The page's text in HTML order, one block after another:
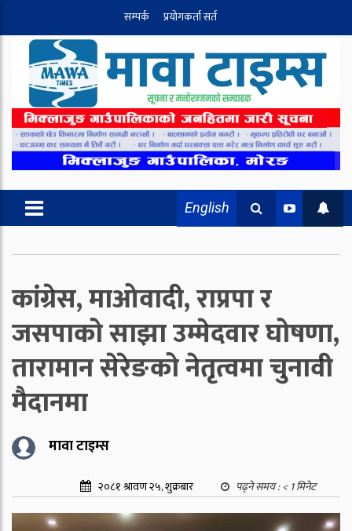
सम्पर्क प्रयोगकर्ता सर्त
English
कांग्रेस, माओवादी, राप्रपा र
जसपाको साझा उम्मेदवार घोषणा,
तारामान सेरेङको नेतृत्वमा चुनावी
मैदानमा
मावा टाइम्स
२०८१ श्रावण २५, शुक्रबार पढ्ने समय :< 1मिनेट